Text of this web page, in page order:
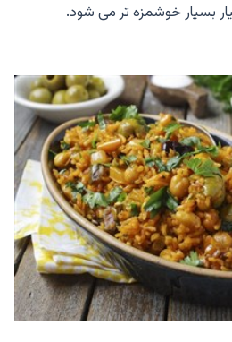
بسیار خوشمزه تر می شود.